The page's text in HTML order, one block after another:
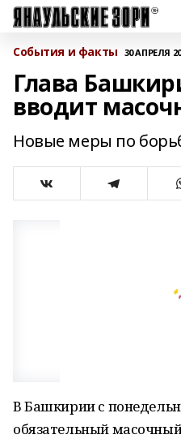
События и факты 30 АПРЕЛЯ
Глава
вводит
Новые меры по
В Башкирии с
обязательный